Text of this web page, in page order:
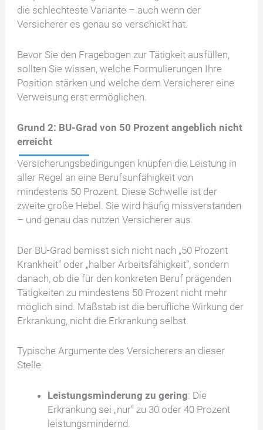
die schlechteste Variante – auch wenn der
Versicherer es genau so verschickt hat.
Bevor Sie den Fragebogen zur Tätigkeit ausfüllen,
sollten Sie wissen, welche Formulierungen Ihre
Position stärken und welche dem Versicherer eine
Verweisung erst ermöglichen.
Grund 2: BU-Grad von 50 Prozent angeblich nicht
erreicht
Versicherungsbedingungen knüpfen die Leistung in
aller Regel an eine Berufsunfähigkeit von
mindestens 50 Prozent. Diese Schwelle ist der
zweite große Hebel. Sie wird häufig missverstanden
– und genau das nutzen Versicherer aus.
Der BU-Grad bemisst sich nicht nach „50 Prozent
Krankheit” oder „halber Arbeitsfähigkeit”, sondern
danach, ob die für den konkreten Beruf prägenden
Tätigkeiten zu mindestens 50 Prozent nicht mehr
möglich sind. Maßstab ist die berufliche Wirkung der
Erkrankung, nicht die Erkrankung selbst.
Typische Argumente des Versicherers an dieser
Stelle:
Leistungsminderung zu gering: Die
Erkrankung sei „nur” zu 30 oder 40 Prozent
leistungsmindernd.